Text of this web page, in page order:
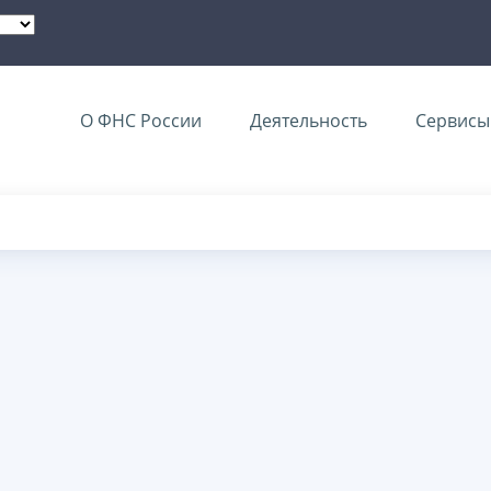
О ФНС России Деятельность Сервисы